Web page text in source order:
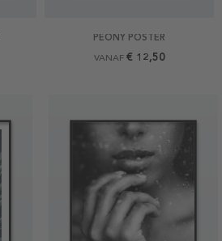
PEONY POSTER
VANAF € 12,50